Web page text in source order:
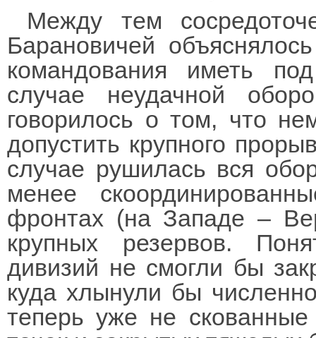
Между тем
Барановичей
командования иметь
случае неудачной
говорилось о том, что
допустить крупного
случае рушилась вся
менее
фронтах (на Западе –
крупных резервов.
дивизий не смогли бы
куда хлынули бы
теперь уже не